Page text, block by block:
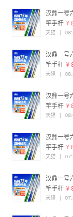
汉鼎一号
竿手杆 ¥
天猫 |
汉鼎一号
竿手杆 ¥
天猫 |
汉鼎一号
竿手杆 ¥
天猫 |
汉鼎一号
竿手杆 ¥
天猫 |
汉鼎一号
竿手杆 ¥
天猫 |